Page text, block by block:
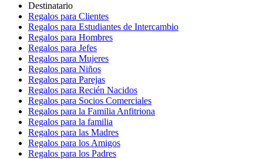
Destinatario
Regalos para Clientes
Regalos para Estudiantes de Intercambio
Regalos para Hombres
Regalos para Jefes
Regalos para Mujeres
Regalos para Niños
Regalos para Parejas
Regalos para Recién Nacidos
Regalos para Socios Comerciales
Regalos para la Familia Anfitriona
Regalos para la familia
Regalos para las Madres
Regalos para los Amigos
Regalos para los Padres